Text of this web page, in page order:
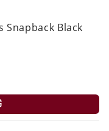
Snapback Black